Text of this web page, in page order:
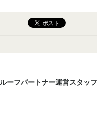
ルーフパートナー運営スタッフ